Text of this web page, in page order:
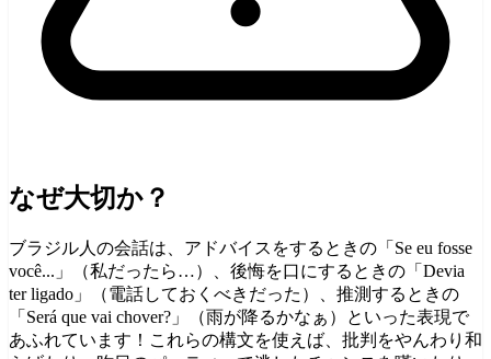
なぜ大切か？
ブラジル人の会話は、アドバイスをするときの「Se eu fosse
você...」（私だったら…）、後悔を口にするときの「Devia
ter ligado」（電話しておくべきだった）、推測するときの
「Será que vai chover?」（雨が降るかなぁ）といった表現で
あふれています！これらの構文を使えば、批判をやんわり和